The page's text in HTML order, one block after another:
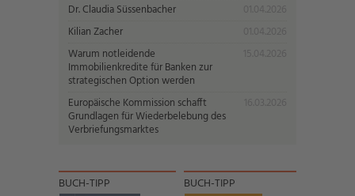
Dr. Claudia Süssenbacher
Kilian Zacher
Warum notleidende
Immobilienkredite für Banken zur
strategischen Option werden
Europäische Kommission schafft
Grundlagen für Wiederbelebung des
Verbriefungsmarktes
BUCH-TIPP BUCH-TIPP